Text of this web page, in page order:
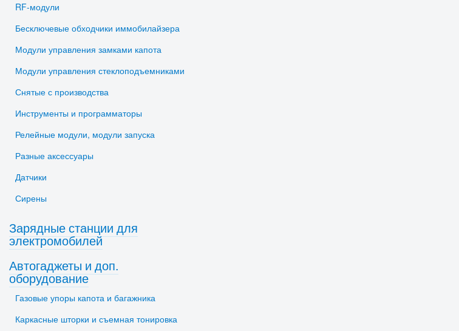
RF-модули
Бесключевые обходчики иммобилайзера
Модули управления замками капота
Модули управления стеклоподъемниками
Снятые с производства
Инструменты и программаторы
Релейные модули, модули запуска
Разные аксессуары
Датчики
Сирены
Зарядные станции для
электромобилей
Автогаджеты и доп.
оборудование
Газовые упоры капота и багажника
Каркасные шторки и съемная тонировка